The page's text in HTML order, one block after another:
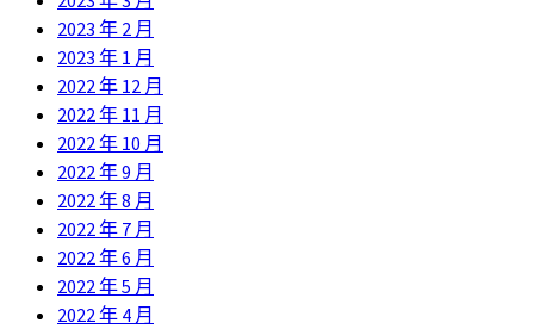
2023 年 2 月
2023 年 1 月
2022 年 12 月
2022 年 11 月
2022 年 10 月
2022 年 9 月
2022 年 8 月
2022 年 7 月
2022 年 6 月
2022 年 5 月
2022 年 4 月